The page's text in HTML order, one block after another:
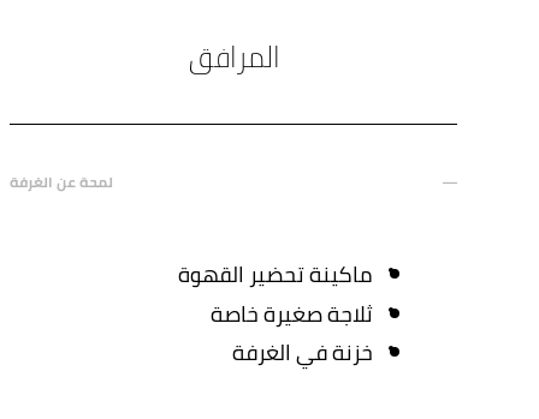
المرافق
لمحة عن الغرفة
ماكينة تحضير القهوة
ثلاجة صغيرة خاصة
خزنة في الغرفة